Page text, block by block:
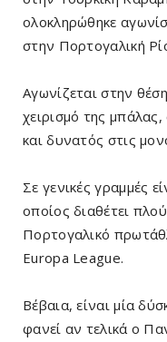
ολοκληρώθηκε
στην Πορτογαλική
Αγωνίζεται στην
χειρισμό της
και δυνατός στις
Σε γενικές γραμμές
οποίος διαθέτει
Πορτογαλικό
Europa League.
Βέβαια, είναι μία
φανεί αν τελικά ο